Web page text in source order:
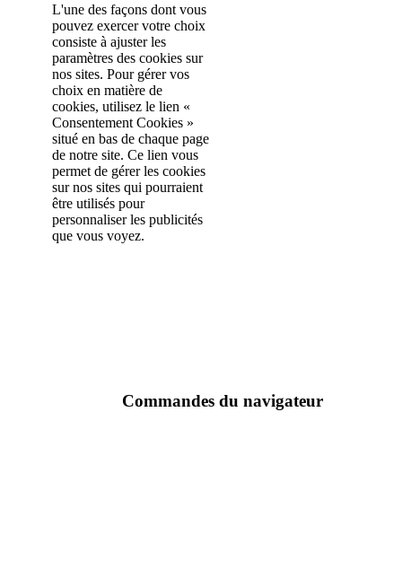
L'une des façons dont vous
pouvez exercer votre choix
consiste à ajuster les
paramètres des cookies sur
nos sites. Pour gérer vos
choix en matière de
cookies, utilisez le lien «
Consentement Cookies »
situé en bas de chaque page
de notre site. Ce lien vous
permet de gérer les cookies
sur nos sites qui pourraient
être utilisés pour
personnaliser les publicités
que vous voyez.
Commandes du navigateur